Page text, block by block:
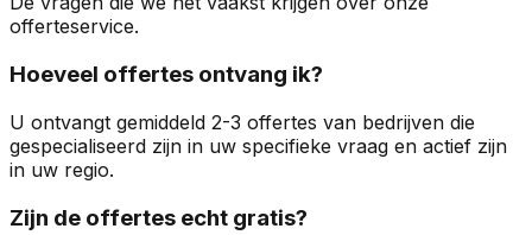
offerteservice.
Hoeveel offertes ontvang ik?
U ontvangt gemiddeld 2-3 offertes van bedrijven die
gespecialiseerd zijn in uw specifieke vraag en actief zijn
in uw regio.
Zijn de offertes echt gratis?